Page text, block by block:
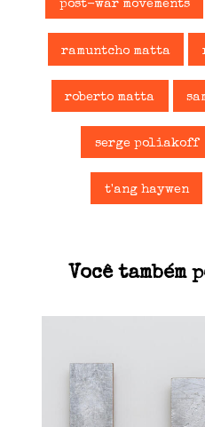
post-war movements
ramuntcho matta
roberto matta
serge poliakoff
t'ang haywen
Você também